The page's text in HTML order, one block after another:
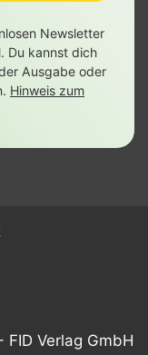
Newsletter
Du kannst dich
Ausgabe oder
Hinweis zum
Verlag GmbH